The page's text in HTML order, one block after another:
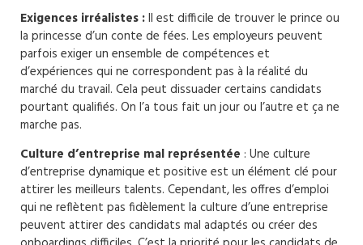
Exigences irréalistes :Il est difficile de trouver le prince ou
la princesse d’un conte de fées. Les employeurs peuvent
parfois exiger un ensemble de compétences et
d’expériences qui ne correspondent pas à la réalité du
marché du travail. Cela peut dissuader certains candidats
pourtant qualifiés. On l’a tous fait un jour ou l’autre et ça ne
marche pas.
Culture d’entreprise mal représentée : Une culture
d’entreprise dynamique et positive est un élément clé pour
attirer les meilleurs talents. Cependant, les offres d’emploi
qui ne reflètent pas fidèlement la culture d’une entreprise
peuvent attirer des candidats mal adaptés ou créer des